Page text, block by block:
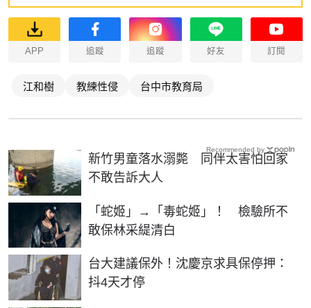
APP 追蹤 追蹤 好友 訂閱
江和樹 教練性侵 台中市教育局
新竹男童落水溺斃 同伴太害怕回家
不敢告訴大人
「蛇姬」→「毒蛇姬」！ 檢驗所不
敢保林采緹清白
台大建議保外！沈慶京求具保停押：
抖4天才停
Recommended by